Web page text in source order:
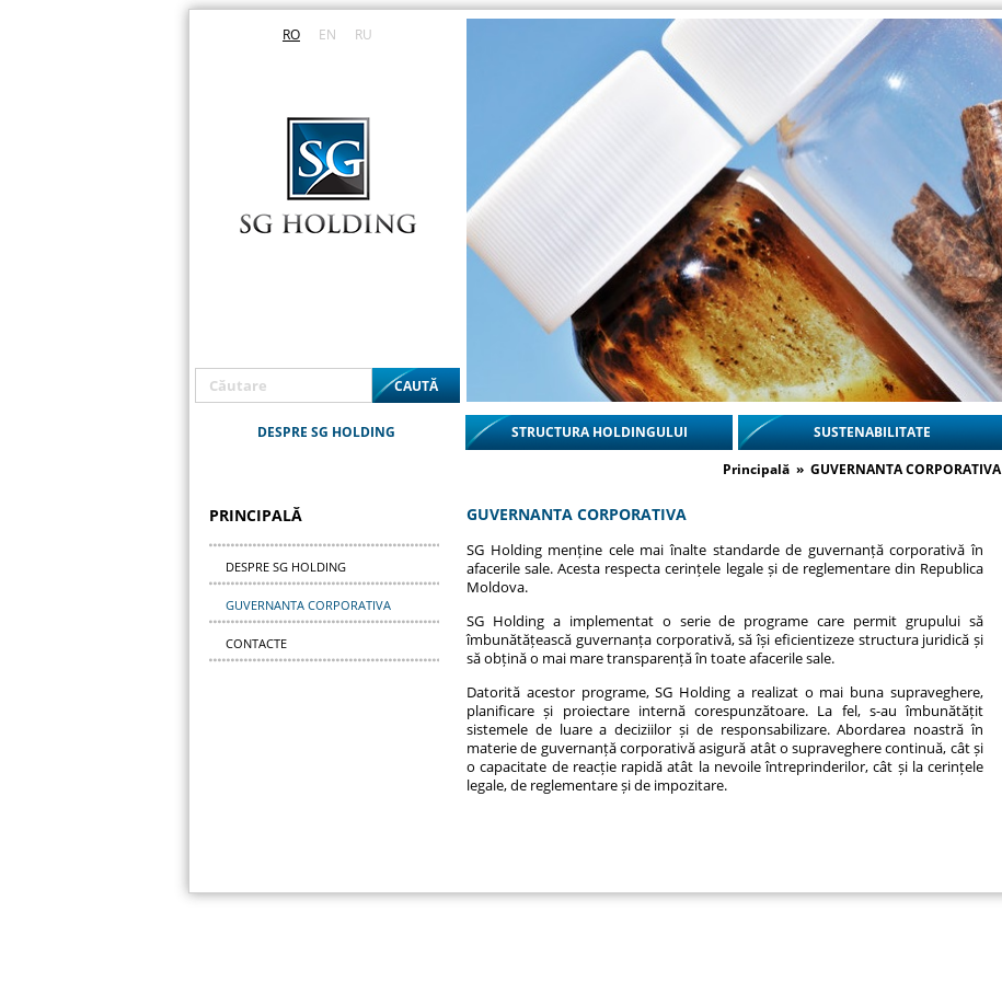
RO EN RU
DESPRE SG HOLDING STRUCTURA HOLDINGULUI SUSTENABILITATE
Principală » GUVERNANTA CORPORATIVA
PRINCIPALĂ
DESPRE SG HOLDING
GUVERNANTA CORPORATIVA
CONTACTE
GUVERNANTA CORPORATIVA
SG Holding menține cele mai înalte standarde de guvernanță corporativă în
afacerile sale. Acesta respecta cerințele legale și de reglementare din Republica
Moldova.
SG Holding a implementat o serie de programe care permit grupului să
îmbunătățească guvernanța corporativă, să își eficientizeze structura juridică și
să obțină o mai mare transparență în toate afacerile sale.
Datorită acestor programe, SG Holding a realizat o mai buna supraveghere,
planificare și proiectare internă corespunzătoare. La fel, s-au îmbunătățit
sistemele de luare a deciziilor și de responsabilizare. Abordarea noastră în
materie de guvernanță corporativă asigură atât o supraveghere continuă, cât și
o capacitate de reacție rapidă atât la nevoile întreprinderilor, cât și la cerințele
legale, de reglementare și de impozitare.